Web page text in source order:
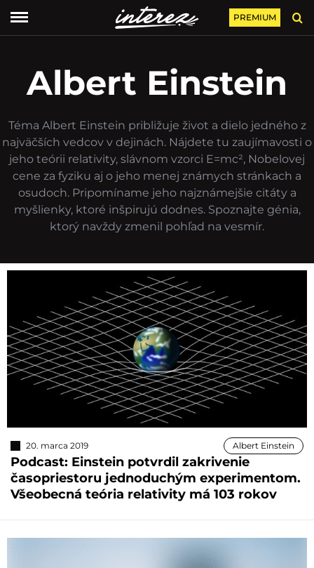
PREMIUM
Albert Einstein
Téma Albert Einstein približuje život a dielo jedného z
najväčších vedcov v dejinách. Nájdete tu zaujímavosti o
jeho teórii relativity, slávnom vzorci E=mc², Nobelovej
cene za fyziku aj o jeho menej známych stránkach a
osudoch. Pripomíname jeho najznámejšie citáty a
myšlienky, ktoré inšpirujú dodnes. Spoznajte génia,
ktorý navždy zmenil pohľad na vesmír.
20. marca 2019 Albert Einstein
Podcast: Einstein potvrdil zakrivenie
časopriestoru jednoduchým experimentom.
Všeobecná teória relativity má 103 rokov